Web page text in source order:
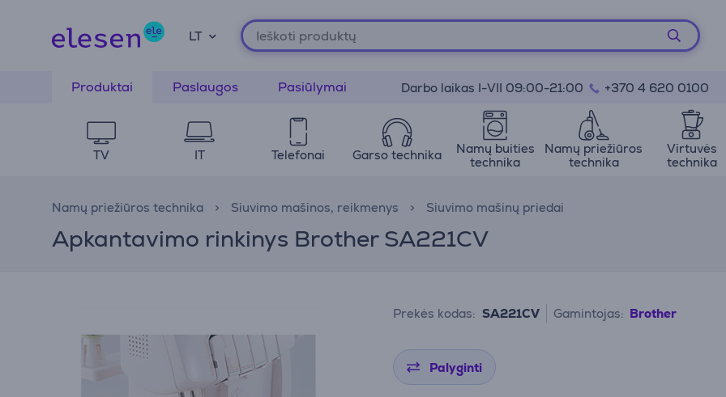
LT
Produktai Paslaugos Pasiūlymai Darbo laikas I-VII 09:00-21:00 +370 4 620 0100
TV IT Telefonai Garso technika
Namų buities
technika
Namų priežiūros
technika
Virtuvės
technika
Namų priežiūros technika Siuvimo mašinos, reikmenys Siuvimo mašinų priedai
Apkantavimo rinkinys Brother SA221CV
Prekės kodas: SA221CV Gamintojas: Brother
Palyginti